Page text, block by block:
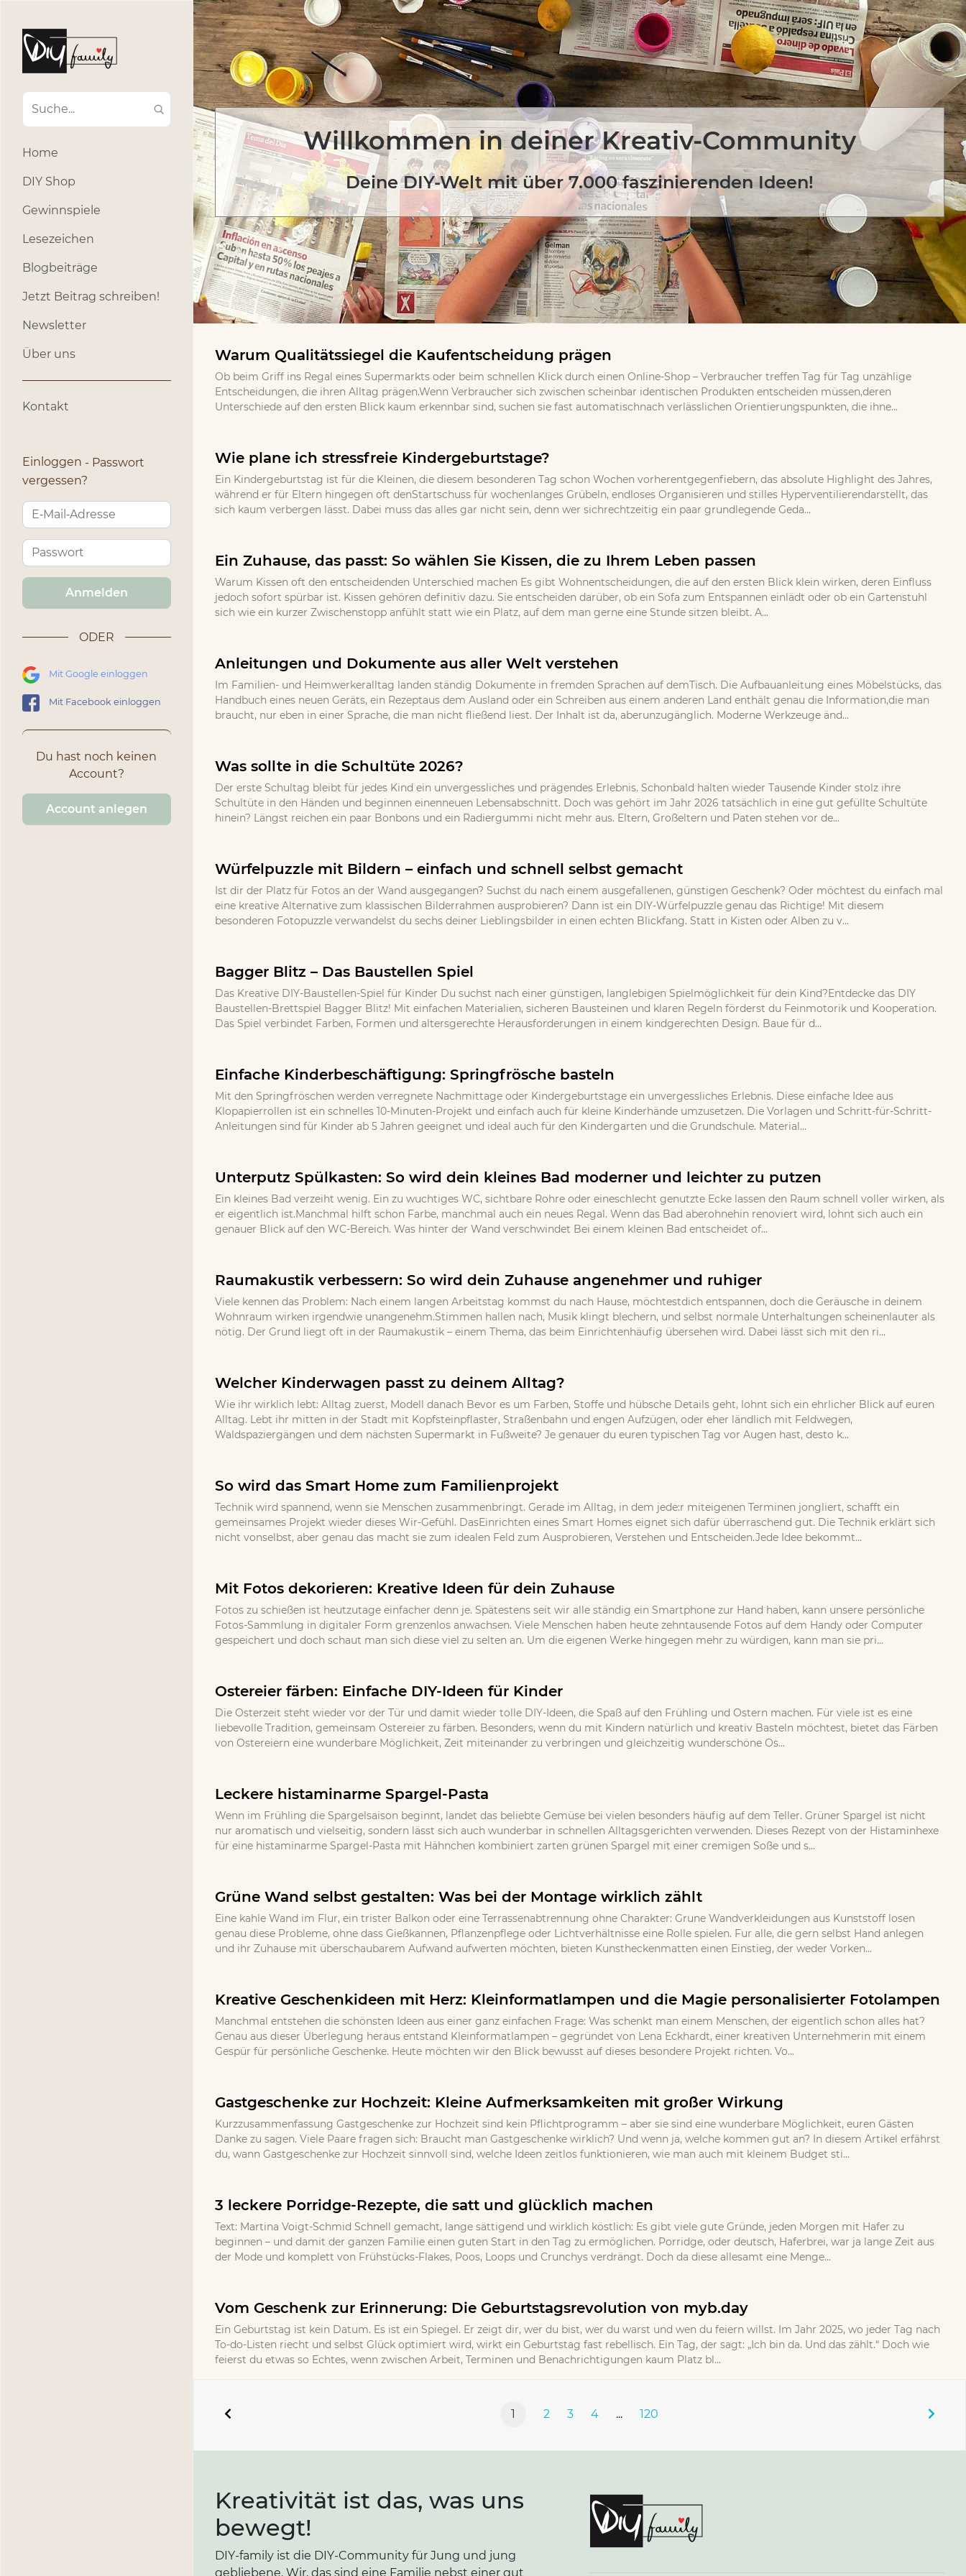
Home
DIY Shop
Gewinnspiele
Lesezeichen
Blogbeiträge
Jetzt Beitrag schreiben!
Newsletter
Über uns
Kontakt
Einloggen
Passwort
vergessen?
Anmelden
ODER
Mit Google einloggen
Mit Facebook einloggen
Du hast noch keinen
Account?
Account anlegen
Willkommen in deiner Kreativ-Community
Deine DIY-Welt mit über 7.000 faszinierenden Ideen!
Warum Qualitätssiegel die Kaufentscheidung prägen
Ob beim Griff ins Regal eines Supermarkts oder beim schnellen Klick durch einen Online-Shop – Verbraucher treffen Tag für Tag unzählige
Entscheidungen, die ihren Alltag prägen.Wenn Verbraucher sich zwischen scheinbar identischen Produkten entscheiden müssen,deren
Unterschiede auf den ersten Blick kaum erkennbar sind, suchen sie fast automatischnach verlässlichen Orientierungspunkten, die ihne...
Wie plane ich stressfreie Kindergeburtstage?
Ein Kindergeburtstag ist für die Kleinen, die diesem besonderen Tag schon Wochen vorherentgegenfiebern, das absolute Highlight des Jahres,
während er für Eltern hingegen oft denStartschuss für wochenlanges Grübeln, endloses Organisieren und stilles Hyperventilierendarstellt, das
sich kaum verbergen lässt. Dabei muss das alles gar nicht sein, denn wer sichrechtzeitig ein paar grundlegende Geda...
Ein Zuhause, das passt: So wählen Sie Kissen, die zu Ihrem Leben passen
Warum Kissen oft den entscheidenden Unterschied machen Es gibt Wohnentscheidungen, die auf den ersten Blick klein wirken, deren Einfluss
jedoch sofort spürbar ist. Kissen gehören definitiv dazu. Sie entscheiden darüber, ob ein Sofa zum Entspannen einlädt oder ob ein Gartenstuhl
sich wie ein kurzer Zwischenstopp anfühlt statt wie ein Platz, auf dem man gerne eine Stunde sitzen bleibt. A...
Anleitungen und Dokumente aus aller Welt verstehen
Im Familien- und Heimwerkeralltag landen ständig Dokumente in fremden Sprachen auf demTisch. Die Aufbauanleitung eines Möbelstücks, das
Handbuch eines neuen Geräts, ein Rezeptaus dem Ausland oder ein Schreiben aus einem anderen Land enthält genau die Information,die man
braucht, nur eben in einer Sprache, die man nicht fließend liest. Der Inhalt ist da, aberunzugänglich. Moderne Werkzeuge änd...
Was sollte in die Schultüte 2026?
Der erste Schultag bleibt für jedes Kind ein unvergessliches und prägendes Erlebnis. Schonbald halten wieder Tausende Kinder stolz ihre
Schultüte in den Händen und beginnen einenneuen Lebensabschnitt. Doch was gehört im Jahr 2026 tatsächlich in eine gut gefüllte Schultüte
hinein? Längst reichen ein paar Bonbons und ein Radiergummi nicht mehr aus. Eltern, Großeltern und Paten stehen vor de...
Würfelpuzzle mit Bildern – einfach und schnell selbst gemacht
Ist dir der Platz für Fotos an der Wand ausgegangen? Suchst du nach einem ausgefallenen, günstigen Geschenk? Oder möchtest du einfach mal
eine kreative Alternative zum klassischen Bilderrahmen ausprobieren? Dann ist ein DIY-Würfelpuzzle genau das Richtige! Mit diesem
besonderen Fotopuzzle verwandelst du sechs deiner Lieblingsbilder in einen echten Blickfang. Statt in Kisten oder Alben zu v...
Bagger Blitz – Das Baustellen Spiel
Das Kreative DIY-Baustellen-Spiel für Kinder Du suchst nach einer günstigen, langlebigen Spielmöglichkeit für dein Kind?Entdecke das DIY
Baustellen-Brettspiel Bagger Blitz! Mit einfachen Materialien, sicheren Bausteinen und klaren Regeln förderst du Feinmotorik und Kooperation.
Das Spiel verbindet Farben, Formen und altersgerechte Herausforderungen in einem kindgerechten Design. Baue für d...
Einfache Kinderbeschäftigung: Springfrösche basteln
Mit den Springfröschen werden verregnete Nachmittage oder Kindergeburtstage ein unvergessliches Erlebnis. Diese einfache Idee aus
Klopapierrollen ist ein schnelles 10-Minuten-Projekt und einfach auch für kleine Kinderhände umzusetzen. Die Vorlagen und Schritt-für-Schritt-
Anleitungen sind für Kinder ab 5 Jahren geeignet und ideal auch für den Kindergarten und die Grundschule. Material...
Unterputz Spülkasten: So wird dein kleines Bad moderner und leichter zu putzen
Ein kleines Bad verzeiht wenig. Ein zu wuchtiges WC, sichtbare Rohre oder eineschlecht genutzte Ecke lassen den Raum schnell voller wirken, als
er eigentlich ist.Manchmal hilft schon Farbe, manchmal auch ein neues Regal. Wenn das Bad aberohnehin renoviert wird, lohnt sich auch ein
genauer Blick auf den WC-Bereich. Was hinter der Wand verschwindet Bei einem kleinen Bad entscheidet of...
Raumakustik verbessern: So wird dein Zuhause angenehmer und ruhiger
Viele kennen das Problem: Nach einem langen Arbeitstag kommst du nach Hause, möchtestdich entspannen, doch die Geräusche in deinem
Wohnraum wirken irgendwie unangenehm.Stimmen hallen nach, Musik klingt blechern, und selbst normale Unterhaltungen scheinenlauter als
nötig. Der Grund liegt oft in der Raumakustik – einem Thema, das beim Einrichtenhäufig übersehen wird. Dabei lässt sich mit den ri...
Welcher Kinderwagen passt zu deinem Alltag?
Wie ihr wirklich lebt: Alltag zuerst, Modell danach Bevor es um Farben, Stoffe und hübsche Details geht, lohnt sich ein ehrlicher Blick auf euren
Alltag. Lebt ihr mitten in der Stadt mit Kopfsteinpflaster, Straßenbahn und engen Aufzügen, oder eher ländlich mit Feldwegen,
Waldspaziergängen und dem nächsten Supermarkt in Fußweite? Je genauer du euren typischen Tag vor Augen hast, desto k...
So wird das Smart Home zum Familienprojekt
Technik wird spannend, wenn sie Menschen zusammenbringt. Gerade im Alltag, in dem jede:r miteigenen Terminen jongliert, schafft ein
gemeinsames Projekt wieder dieses Wir-Gefühl. DasEinrichten eines Smart Homes eignet sich dafür überraschend gut. Die Technik erklärt sich
nicht vonselbst, aber genau das macht sie zum idealen Feld zum Ausprobieren, Verstehen und Entscheiden.Jede Idee bekommt...
Mit Fotos dekorieren: Kreative Ideen für dein Zuhause
Fotos zu schießen ist heutzutage einfacher denn je. Spätestens seit wir alle ständig ein Smartphone zur Hand haben, kann unsere persönliche
Fotos-Sammlung in digitaler Form grenzenlos anwachsen. Viele Menschen haben heute zehntausende Fotos auf dem Handy oder Computer
gespeichert und doch schaut man sich diese viel zu selten an. Um die eigenen Werke hingegen mehr zu würdigen, kann man sie pri...
Ostereier färben: Einfache DIY-Ideen für Kinder
Die Osterzeit steht wieder vor der Tür und damit wieder tolle DIY-Ideen, die Spaß auf den Frühling und Ostern machen. Für viele ist es eine
liebevolle Tradition, gemeinsam Ostereier zu färben. Besonders, wenn du mit Kindern natürlich und kreativ Basteln möchtest, bietet das Färben
von Ostereiern eine wunderbare Möglichkeit, Zeit miteinander zu verbringen und gleichzeitig wunderschöne Os...
Leckere histaminarme Spargel-Pasta
Wenn im Frühling die Spargelsaison beginnt, landet das beliebte Gemüse bei vielen besonders häufig auf dem Teller. Grüner Spargel ist nicht
nur aromatisch und vielseitig, sondern lässt sich auch wunderbar in schnellen Alltagsgerichten verwenden. Dieses Rezept von der Histaminhexe
für eine histaminarme Spargel-Pasta mit Hähnchen kombiniert zarten grünen Spargel mit einer cremigen Soße und s...
Grüne Wand selbst gestalten: Was bei der Montage wirklich zählt
Eine kahle Wand im Flur, ein trister Balkon oder eine Terrassenabtrennung ohne Charakter: Grune Wandverkleidungen aus Kunststoff losen
genau diese Probleme, ohne dass Gießkannen, Pflanzenpflege oder Lichtverhältnisse eine Rolle spielen. Fur alle, die gern selbst Hand anlegen
und ihr Zuhause mit überschaubarem Aufwand aufwerten möchten, bieten Kunstheckenmatten einen Einstieg, der weder Vorken...
Kreative Geschenkideen mit Herz: Kleinformatlampen und die Magie personalisierter Fotolampen
Manchmal entstehen die schönsten Ideen aus einer ganz einfachen Frage: Was schenkt man einem Menschen, der eigentlich schon alles hat?
Genau aus dieser Überlegung heraus entstand Kleinformatlampen – gegründet von Lena Eckhardt, einer kreativen Unternehmerin mit einem
Gespür für persönliche Geschenke. Heute möchten wir den Blick bewusst auf dieses besondere Projekt richten. Vo...
Gastgeschenke zur Hochzeit: Kleine Aufmerksamkeiten mit großer Wirkung
Kurzzusammenfassung Gastgeschenke zur Hochzeit sind kein Pflichtprogramm – aber sie sind eine wunderbare Möglichkeit, euren Gästen
Danke zu sagen. Viele Paare fragen sich: Braucht man Gastgeschenke wirklich? Und wenn ja, welche kommen gut an? In diesem Artikel erfährst
du, wann Gastgeschenke zur Hochzeit sinnvoll sind, welche Ideen zeitlos funktionieren, wie man auch mit kleinem Budget sti...
3 leckere Porridge-Rezepte, die satt und glücklich machen
Text: Martina Voigt-Schmid Schnell gemacht, lange sättigend und wirklich köstlich: Es gibt viele gute Gründe, jeden Morgen mit Hafer zu
beginnen – und damit der ganzen Familie einen guten Start in den Tag zu ermöglichen. Porridge, oder deutsch, Haferbrei, war ja lange Zeit aus
der Mode und komplett von Frühstücks-Flakes, Poos, Loops und Crunchys verdrängt. Doch da diese allesamt eine Menge...
Vom Geschenk zur Erinnerung: Die Geburtstagsrevolution von myb.day
Ein Geburtstag ist kein Datum. Es ist ein Spiegel. Er zeigt dir, wer du bist, wer du warst und wen du feiern willst. Im Jahr 2025, wo jeder Tag nach
To-do-Listen riecht und selbst Glück optimiert wird, wirkt ein Geburtstag fast rebellisch. Ein Tag, der sagt: „Ich bin da. Und das zählt.“ Doch wie
feierst du etwas so Echtes, wenn zwischen Arbeit, Terminen und Benachrichtigungen kaum Platz bl...
1 2 3 4 ... 120
Kreativität ist das, was uns
bewegt!
DIY-family ist die DIY-Community für Jung und jung
gebliebene. Wir, das sind eine Familie nebst einer gut